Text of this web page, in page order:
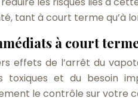
tant à court terme qu’à
à court
effets de l’arrêt du
toxiques et du besoin
le contrôle sur votre